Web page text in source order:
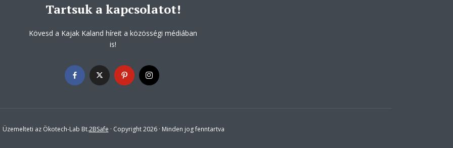
Tartsuk a kapcsolatot!
Kövesd a Kajak Kaland híreit a közösségi médiában
is!
Üzemelteti az Ökotech-Lab Bt.2BSafe · Copyright 2026 · Minden jog fenntartva